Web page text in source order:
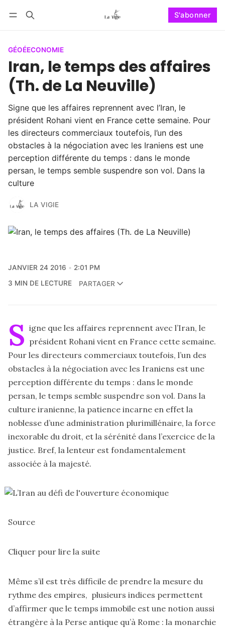
S'abonner
GÉOÉECONOMIE
Iran, le temps des affaires
(Th. de La Neuville)
Signe que les affaires reprennent avec l’Iran, le
président Rohani vient en France cette semaine. Pour
les directeurs commerciaux toutefois, l’un des
obstacles à la négociation avec les Iraniens est une
perception différente du temps : dans le monde
persan, le temps semble suspendre son vol. Dans la
culture
LA VIGIE
JANVIER 24 2016
2:01 PM
3 MIN DE LECTURE
PARTAGER
S igne que les affaires reprennent avec l’Iran, le
président Rohani vient en France cette semaine.
Pour les directeurs commerciaux toutefois, l’un des
obstacles à la négociation avec les Iraniens est une
perception différente du temps : dans le monde
persan, le temps semble suspendre son vol. Dans la
culture iranienne, la patience incarne en effet la
noblesse d’une administration plurimillénaire, la force
inexorable du droit, et la sérénité dans l’exercice de la
justice. Bref, la lenteur est fondamentalement
associée à la majesté.
Source
Cliquer pour lire la suite
Même s’il est très difficile de prendre la mesure du
rythme des empires, plusieurs indices permettent
d’affirmer que le temps immobile est une notion aussi
étrangère à la Perse antique qu’à Rome : la monarchie